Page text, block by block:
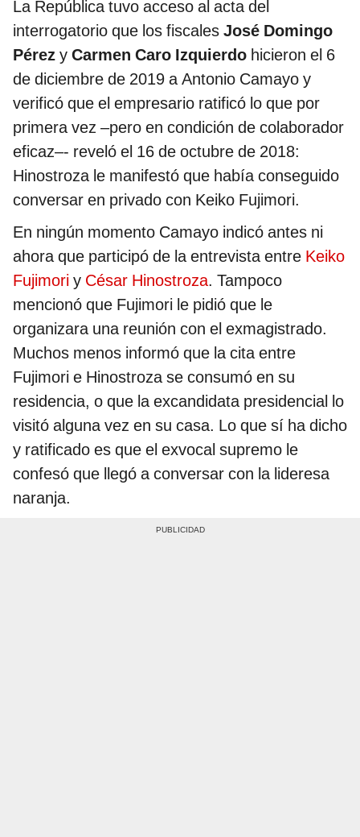
La República tuvo acceso al acta del
interrogatorio que los fiscales José Domingo
Pérez y Carmen Caro Izquierdo hicieron el 6
de diciembre de 2019 a Antonio Camayo y
verificó que el empresario ratificó lo que por
primera vez –pero en condición de colaborador
eficaz–- reveló el 16 de octubre de 2018:
Hinostroza le manifestó que había conseguido
conversar en privado con Keiko Fujimori.
En ningún momento Camayo indicó antes ni
ahora que participó de la entrevista entre Keiko
Fujimori y César Hinostroza. Tampoco
mencionó que Fujimori le pidió que le
organizara una reunión con el exmagistrado.
Muchos menos informó que la cita entre
Fujimori e Hinostroza se consumó en su
residencia, o que la excandidata presidencial lo
visitó alguna vez en su casa. Lo que sí ha dicho
y ratificado es que el exvocal supremo le
confesó que llegó a conversar con la lideresa
naranja.